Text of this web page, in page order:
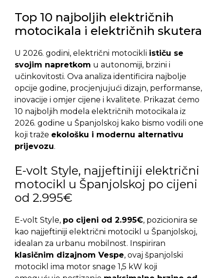
Top 10 najboljih električnih
motocikala i električnih skutera
U 2026. godini, električni motocikli ističu se
svojim napretkom u autonomiji, brzini i
učinkovitosti. Ova analiza identificira najbolje
opcije godine, procjenjujući dizajn, performanse,
inovacije i omjer cijene i kvalitete. Prikazat ćemo
10 najboljih modela električnih motocikala iz
2026. godine u Španjolskoj kako bismo vodili one
koji traže ekološku i modernu alternativu
prijevozu.
E-volt Style, najjeftiniji električni
motocikl u Španjolskoj po cijeni
od 2.995€
E-volt Style, po cijeni od 2.995€, pozicionira se
kao najjeftiniji električni motocikl u Španjolskoj,
idealan za urbanu mobilnost. Inspiriran
klasičnim dizajnom Vespe, ovaj španjolski
motocikl ima motor snage 1,5 kW koji